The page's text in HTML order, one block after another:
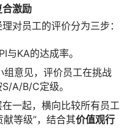
激励
对员工的评价分为三步：
与KA的达成率。
组意见，评价员工在挑战
A/B/C定级。
在一起，横向比较所有员工
献等级”，结合其价值观行